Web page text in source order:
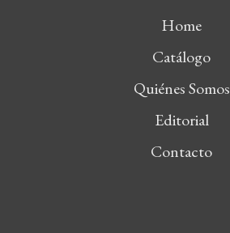
Home
Catálogo
Quiénes Somos
Editorial
Contacto